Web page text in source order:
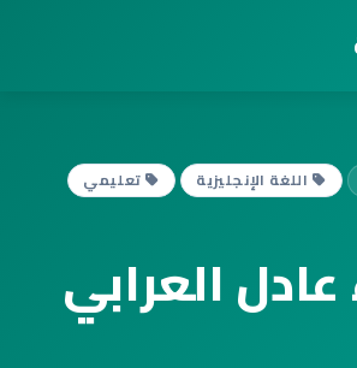
اللغة الإنجليزية تعليمي
العرابي